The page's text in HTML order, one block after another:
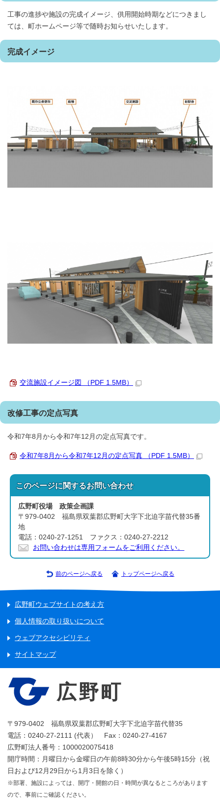
工事の進捗や施設の完成イメージ、供用開始時期などにつきまし
ては、町ホームページ等で随時お知らせいたします。
完成イメージ
交流施設イメージ図 （PDF 1.5MB）
改修工事の定点写真
令和7年8月から令和7年12月の定点写真です。
令和7年8月から令和7年12月の定点写真 （PDF 1.5MB）
このページに関するお問い合わせ
広野町役場 政策企画課
〒979-0402 福島県双葉郡広野町大字下北迫字苗代替35番
地
電話：0240-27-1251 ファクス：0240-27-2212
お問い合わせは専用フォームをご利用ください。
前のページへ戻る トップページへ戻る
広野町ウェブサイトの考え方
個人情報の取り扱いについて
ウェブアクセシビリティ
サイトマップ
広野町
〒979-0402 福島県双葉郡広野町大字下北迫字苗代替35
電話：0240-27-2111 (代表） Fax：0240-27-4167
広野町法人番号：1000020075418
開庁時間：月曜日から金曜日の午前8時30分から午後5時15分（祝
日および12月29日から1月3日を除く）
※部署、施設によっては、開庁・開館の日・時間が異なるところがあります
ので、事前にご確認ください。